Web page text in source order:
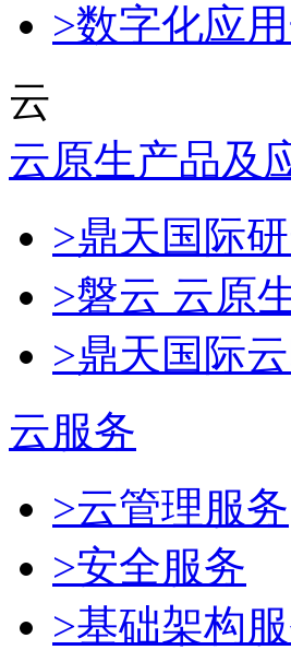
>数字化应
云
云原生产品及
>鼎天国际
>磐云 云原
>鼎天国际
云服务
>云管理服务
>安全服务
>基础架构